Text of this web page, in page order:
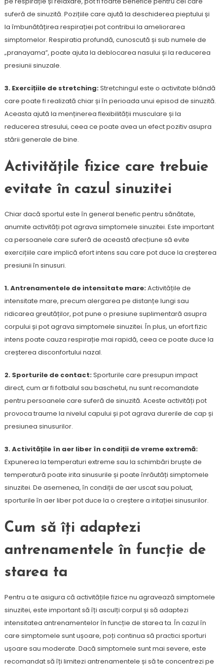
suferă de sinuzită. Pozițiile care ajută la deschiderea pieptului și
la îmbunătățirea respirației pot contribui la ameliorarea
simptomelor. Respiratia profundă, cunoscută și sub numele de
„pranayama”, poate ajuta la deblocarea nasului și la reducerea
presiunii sinuzale.
3. Exercițiile de stretching:Stretchingul este o activitate blândă
care poate fi realizată chiar și în perioada unui episod de sinuzită.
Aceasta ajută la menținerea flexibilității musculare și la
reducerea stresului, ceea ce poate avea un efect pozitiv asupra
stării generale de bine.
Activitățile fizice care trebuie
evitate în cazul sinuzitei
Chiar dacă sportul este în general benefic pentru sănătate,
anumite activități pot agrava simptomele sinuzitei. Este important
ca persoanele care suferă de această afecțiune să evite
exercițiile care implică efort intens sau care pot duce la creșterea
presiunii în sinusuri.
1. Antrenamentele de intensitate mare:Activitățile de
intensitate mare, precum alergarea pe distanțe lungi sau
ridicarea greutăților, pot pune o presiune suplimentară asupra
corpului și pot agrava simptomele sinuzitei. În plus, un efort fizic
intens poate cauza respirație mai rapidă, ceea ce poate duce la
creșterea disconfortului nazal.
2. Sporturile de contact:Sporturile care presupun impact
direct, cum ar fi fotbalul sau baschetul, nu sunt recomandate
pentru persoanele care suferă de sinuzită. Aceste activități pot
provoca traume la nivelul capului și pot agrava durerile de cap și
presiunea sinusurilor.
3. Activitățile în aer liber în condiții de vreme extremă:
Expunerea la temperaturi extreme sau la schimbări bruște de
temperatură poate irita sinusurile și poate înrăutăți simptomele
sinuzitei. De asemenea, în condiții de aer uscat sau poluat,
sporturile în aer liber pot duce la o creștere a iritației sinusurilor.
Cum să îți adaptezi
antrenamentele în funcție de
starea ta
Pentru a te asigura că activitățile fizice nu agravează simptomele
sinuzitei, este important să îți asculți corpul și să adaptezi
intensitatea antrenamentelor în funcție de starea ta. În cazul în
care simptomele sunt ușoare, poți continua să practici sporturi
ușoare sau moderate. Dacă simptomele sunt mai severe, este
recomandat să îți limitezi antrenamentele și să te concentrezi pe